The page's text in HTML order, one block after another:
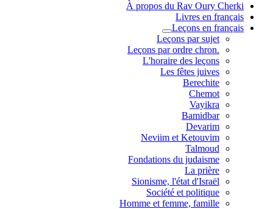
À propos du Rav Oury Cherki
Livres en français
Leçons en français
Leçons par sujet
.Leçons par ordre chron
L'horaire des leçons
Les fêtes juives
Berechite
Chemot
Vayikra
Bamidbar
Devarim
Neviim et Ketouvim
Talmoud
Fondations du judaisme
La prière
Sionisme, l'état d'Israël
Société et politique
Homme et femme, famille